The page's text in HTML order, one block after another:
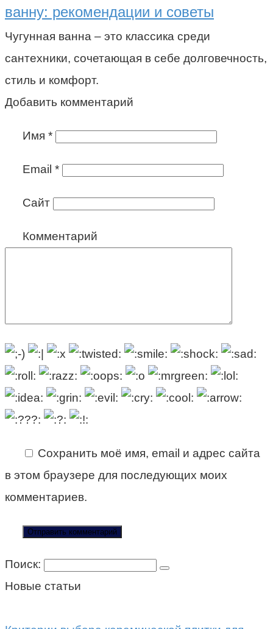
ванну: рекомендации и советы
Чугунная ванна – это классика среди
сантехники, сочетающая в себе долговечность,
стиль и комфорт.
Добавить комментарий
Имя *
Email *
Сайт
Комментарий
Сохранить моё имя, email и адрес сайта
в этом браузере для последующих моих
комментариев.
Поиск:
Новые статьи